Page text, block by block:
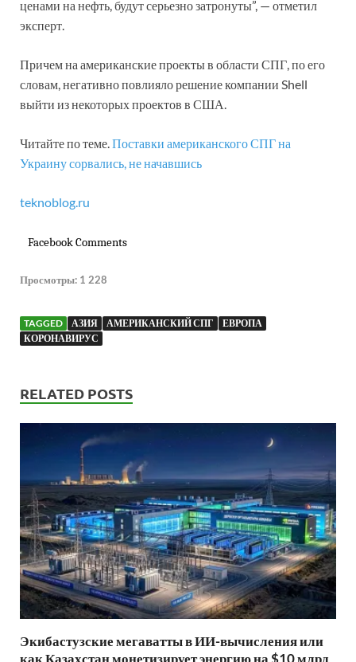
ценами на нефть, будут серьезно затронуты”, — отметил
эксперт.
Причем на американские проекты в области СПГ, по его
словам, негативно повлияло решение компании Shell
выйти из некоторых проектов в США.
Читайте по теме.Поставки американского СПГ на
Украину сорвались, не начавшись
teknoblog.ru
Facebook Comments
Просмотры: 1 228
TAGGED АЗИЯ АМЕРИКАНСКИЙ СПГ
ЕВРОПА
КОРОНАВИРУС
RELATED POSTS
Экибастузские мегаватты в ИИ-вычисления или
как Казахстан монетизирует энергию на $10 млрд